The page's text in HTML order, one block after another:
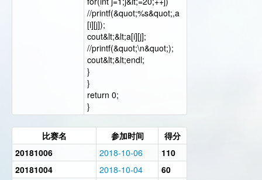
//printf(&quot;%s&quot;,a
[i][j]);
cout&lt;&lt;a[i][j];
//printf(&quot;\n&quot;);
cout&lt;&lt;endl;
}
}
return 0;
}
比赛名 参加时间
得分
20181006
2018-10-06
110
20181004
2018-10-04
60